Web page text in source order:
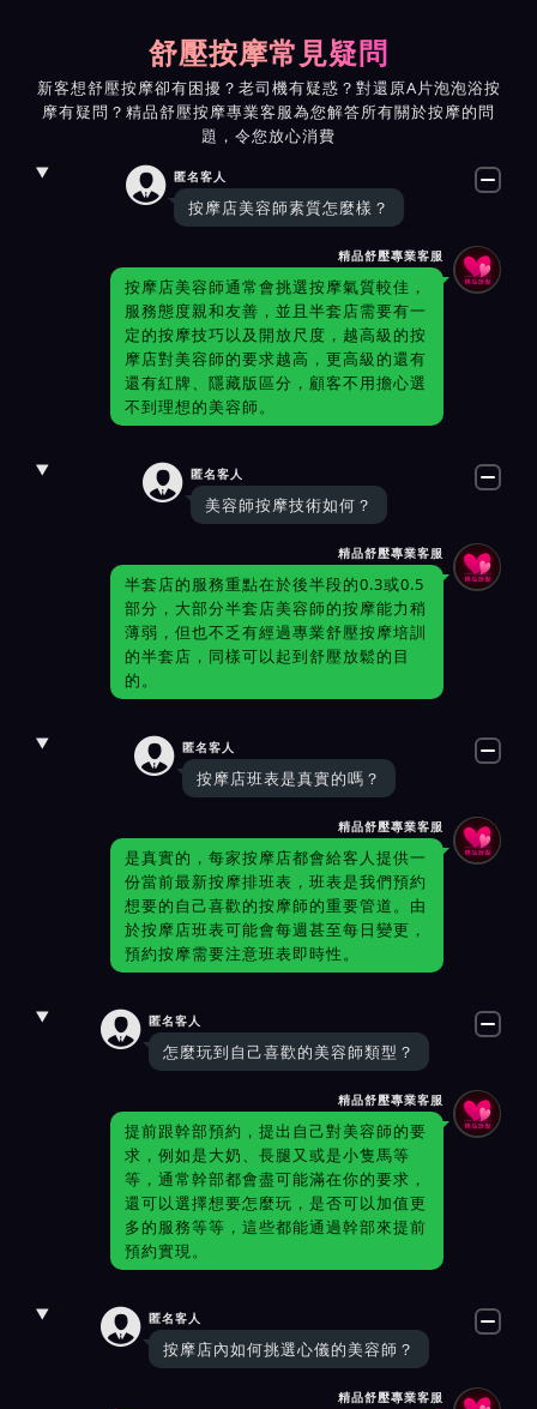
舒壓按摩常見疑問
新客想舒壓按摩卻有困擾？老司機有疑惑？對還原A片泡泡浴按
摩有疑問？精品舒壓按摩專業客服為您解答所有關於按摩的問
題，令您放心消費
 匿名客人
按摩店美容師素質怎麼樣？
精品舒壓專業客服
按摩店美容師通常會挑選按摩氣質較佳，
服務態度親和友善，並且半套店需要有一
定的按摩技巧以及開放尺度，越高級的按
摩店對美容師的要求越高，更高級的還有
還有紅牌、隱藏版區分，顧客不用擔心選
不到理想的美容師。
 匿名客人
美容師按摩技術如何？
精品舒壓專業客服
半套店的服務重點在於後半段的0.3或0.5
部分，大部分半套店美容師的按摩能力稍
薄弱，但也不乏有經過專業舒壓按摩培訓
的半套店，同樣可以起到舒壓放鬆的目
的。
 匿名客人
按摩店班表是真實的嗎？
精品舒壓專業客服
是真實的，每家按摩店都會給客人提供一
份當前最新按摩排班表，班表是我們預約
想要的自己喜歡的按摩師的重要管道。由
於按摩店班表可能會每週甚至每日變更，
預約按摩需要注意班表即時性。
 匿名客人
怎麼玩到自己喜歡的美容師類型？
精品舒壓專業客服
提前跟幹部預約，提出自己對美容師的要
求，例如是大奶、長腿又或是小隻馬等
等，通常幹部都會盡可能滿在你的要求，
還可以選擇想要怎麼玩，是否可以加值更
多的服務等等，這些都能通過幹部來提前
預約實現。
 匿名客人
按摩店內如何挑選心儀的美容師？
精品舒壓專業客服